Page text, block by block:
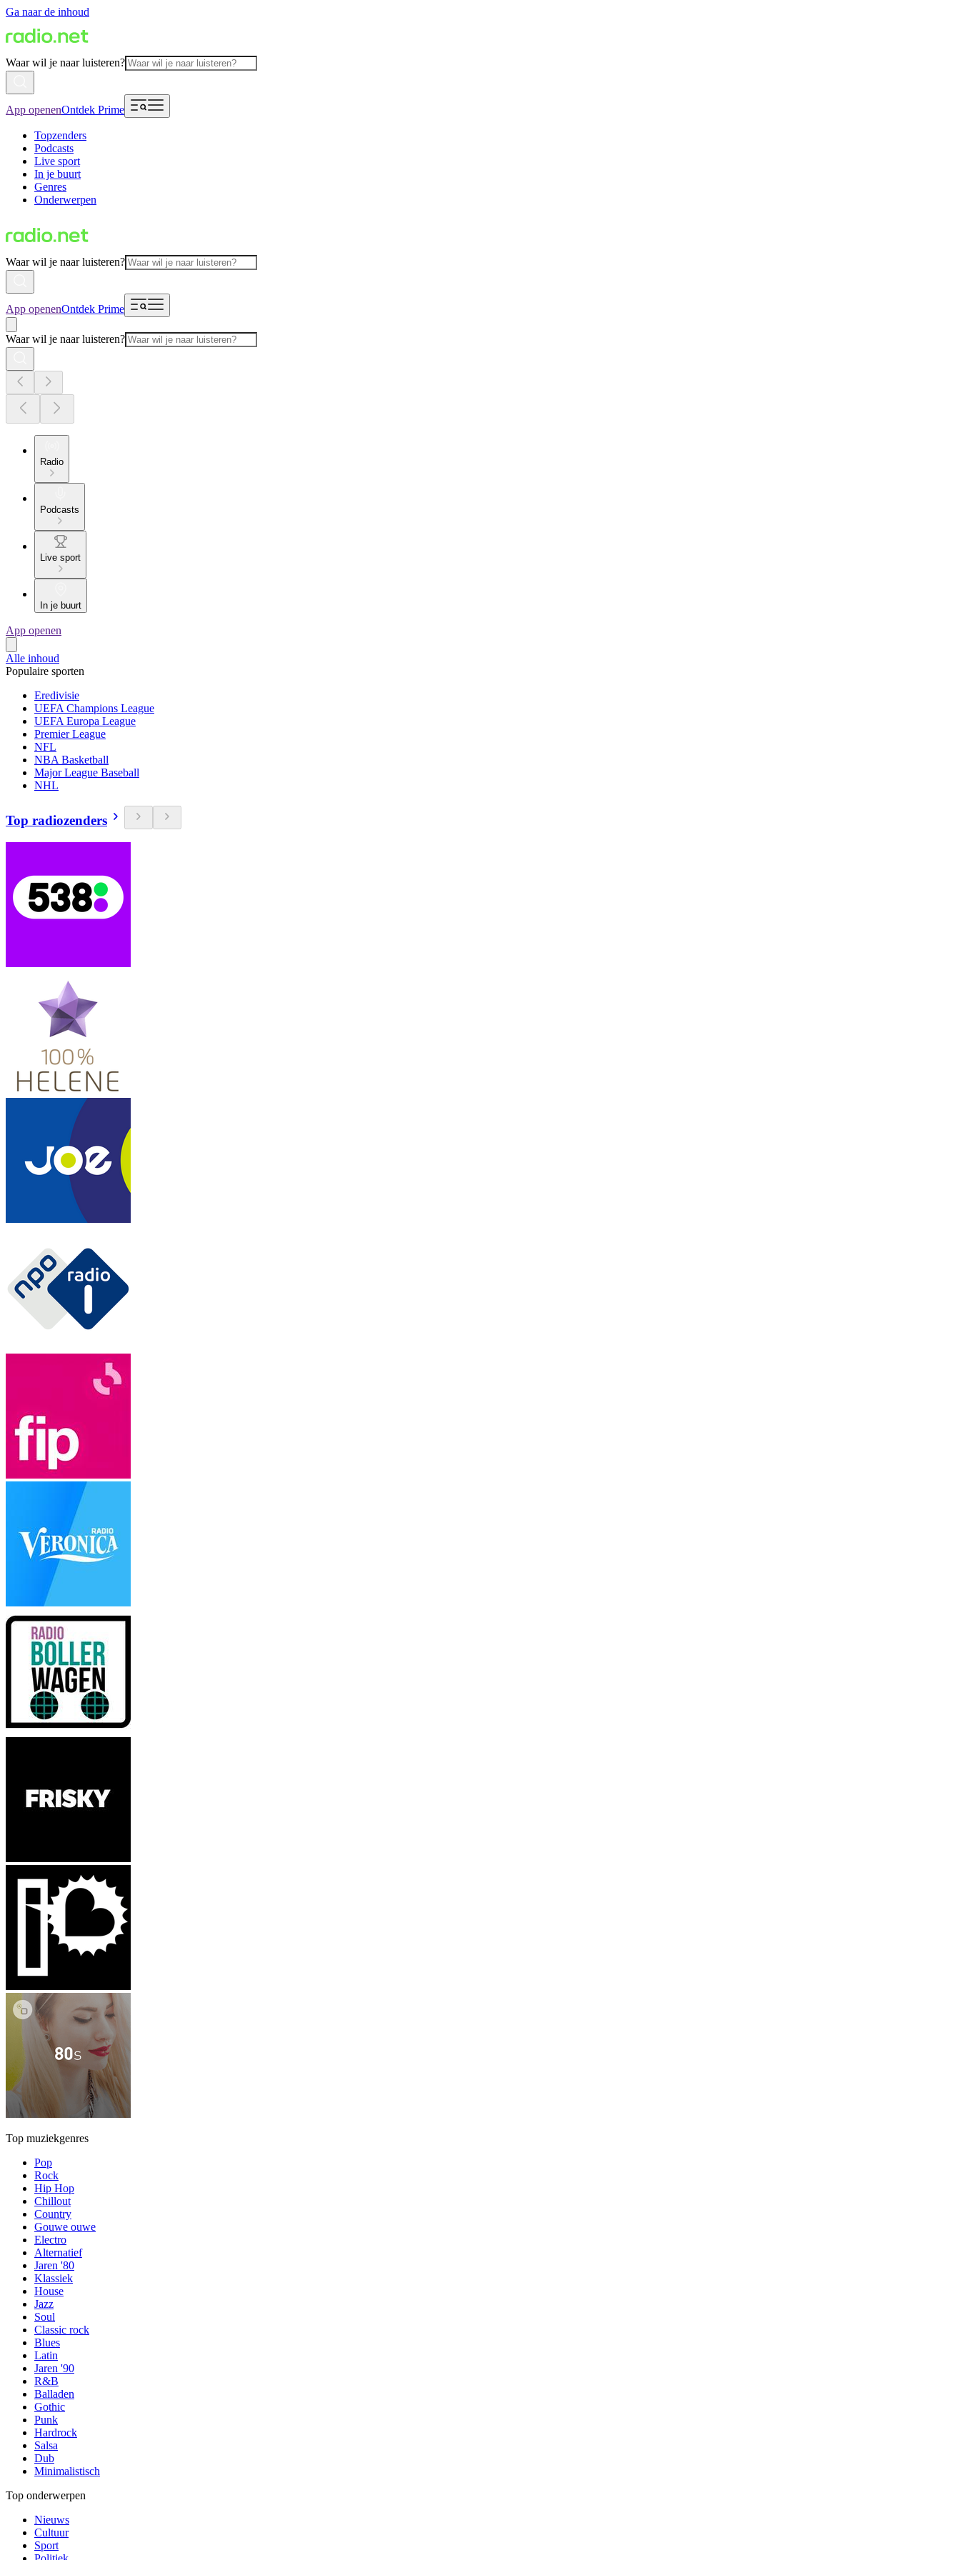
Ga naar de inhoud
Waar wil je naar luisteren?
App openenOntdek Prime
Topzenders
Podcasts
Live sport
In je buurt
Genres
Onderwerpen
Waar wil je naar luisteren?
App openenOntdek Prime
Waar wil je naar luisteren?
Radio
Podcasts
Live sport
In je buurt
App openen
Alle inhoud
Populaire sporten
Eredivisie
UEFA Champions League
UEFA Europa League
Premier League
NFL
NBA Basketball
Major League Baseball
NHL
Top radiozenders
Top muziekgenres
Pop
Rock
Hip Hop
Chillout
Country
Gouwe ouwe
Electro
Alternatief
Jaren '80
Klassiek
House
Jazz
Soul
Classic rock
Blues
Latin
Jaren '90
R&B
Balladen
Gothic
Punk
Hardrock
Salsa
Dub
Minimalistisch
Top onderwerpen
Nieuws
Cultuur
Sport